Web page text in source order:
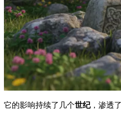
它的影响持续了几个世纪，渗透